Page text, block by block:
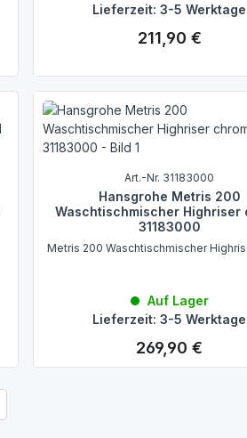
Lieferzeit: 3-5 Werktage
Regulärer Preis:
211,90 €
Art.-Nr. 31183000
Hansgrohe Metris 200
Waschtischmischer Highriser
31183000
Metris 200 Waschtischmischer
Auf Lager
Lieferzeit: 3-5 Werktage
Regulärer Preis:
269,90 €